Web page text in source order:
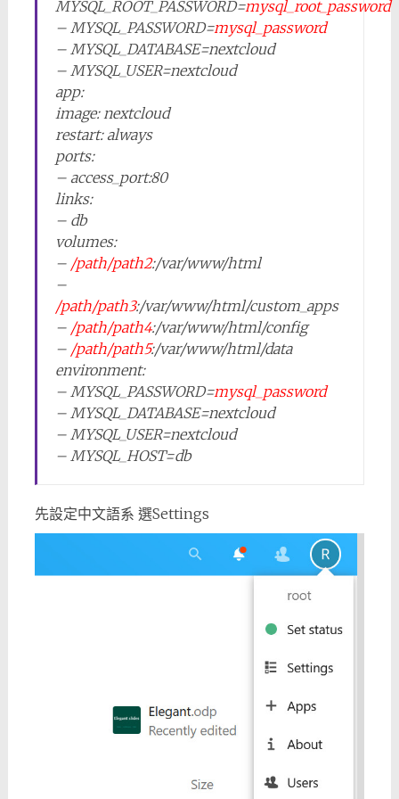
MYSQL_ROOT_PASSWORD=mysql_root_password
– MYSQL_PASSWORD=mysql_password
– MYSQL_DATABASE=nextcloud
– MYSQL_USER=nextcloud
app:
image: nextcloud
restart: always
ports:
– access_port:80
links:
– db
volumes:
– /path/path2:/var/www/html
–
/path/path3:/var/www/html/custom_apps
– /path/path4:/var/www/html/config
– /path/path5:/var/www/html/data
environment:
– MYSQL_PASSWORD=mysql_password
– MYSQL_DATABASE=nextcloud
– MYSQL_USER=nextcloud
– MYSQL_HOST=db
先設定中文語系 選Settings